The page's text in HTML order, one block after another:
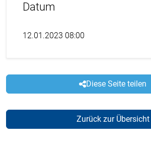
Datum
12.01.2023 08:00
Diese Seite teilen
Zurück zur Übersicht